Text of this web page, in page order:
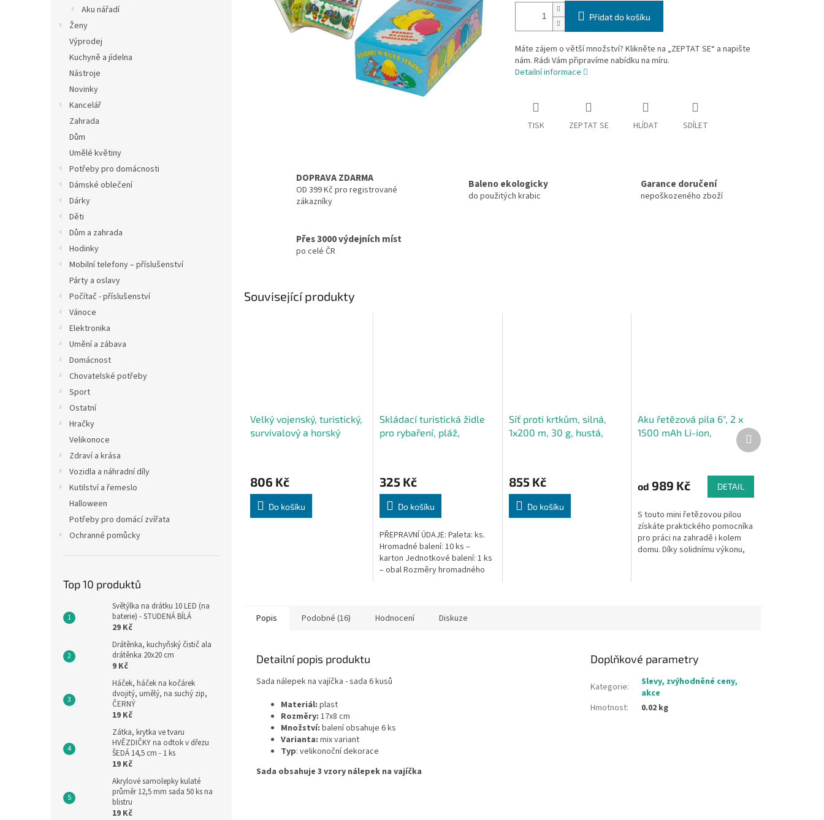
Aku nářadí
Ženy
Výprodej
Kuchyně a jídelna
Nástroje
Novinky
Kancelář
Zahrada
Dům
Umělé květiny
Potřeby pro domácnosti
Dámské oblečení
Dárky
Děti
Dům a zahrada
Hodinky
Mobilní telefony – příslušenství
Párty a oslavy
Počítač - příslušenství
Vánoce
Elektronika
Umění a zábava
Domácnost
Chovatelské potřeby
Sport
Ostatní
Hračky
Velikonoce
Zdraví a krása
Vozidla a náhradní díly
Kutilství a řemeslo
Halloween
Potřeby pro domácí zvířata
Ochranné pomůcky
Top 10 produktů
Světýlka na drátku 10 LED (na
baterie) - STUDENÁ BÍLÁ
29 Kč
Drátěnka, kuchyňský čistič ala
drátěnka 20x20 cm
9 Kč
Háček, háček na kočárek
dvojitý, umělý, na suchý zip,
ČERNÝ
19 Kč
Zátka, krytka ve tvaru
HVĚZDIČKY na odtok v dřezu
ŠEDÁ 14,5 cm - 1 ks
19 Kč
Akrylové samolepky kulaté
průměr 12,5 mm sada 50 ks na
blistru
19 Kč
Přidat do košíku
Máte zájem o větší množství? Klikněte na „ZEPTAT SE“ a napište
nám. Rádi Vám připravíme nabídku na míru.
Detailní informace
TISK ZEPTAT SE HLÍDAT SDÍLET
DOPRAVA ZDARMA
OD 399 Kč pro registrované
zákazníky
Baleno ekologicky
do použitých krabic
Garance doručení
nepoškozeného zboží
Přes 3000 výdejních míst
po celé ČR
Související produkty
Velký vojenský, turistický,
survivalový a horský
806 Kč
Do košíku
Skládací turistická židle
pro rybaření, pláž,
325 Kč
Do košíku
PŘEPRAVNÍ ÚDAJE: Paleta: ks.
Hromadné balení: 10 ks –
karton Jednotkové balení: 1 ks
– obal Rozměry hromadného
Síť proti krtkům, silná,
1x200 m, 30 g, hustá,
855 Kč
Do košíku
Aku řetězová pila 6", 2 x
1500 mAh Li-ion,
od 989 Kč DETAIL
S touto mini řetězovou pilou
získáte praktického pomocníka
pro práci na zahradě i kolem
domu. Díky solidnímu výkonu,
Další
produkt
Popis Podobné (16) Hodnocení Diskuze
Detailní popis produktu
Sada nálepek na vajíčka - sada 6 kusů
Materiál: plast
Rozměry: 17x8 cm
Množství: balení obsahuje 6 ks
Varianta: mix variant
Typ: velikonoční dekorace
Sada obsahuje 3 vzory nálepek na vajíčka
Doplňkové parametry
Kategorie:
Slevy, zvýhodněné ceny,
akce
Hmotnost: 0.02 kg